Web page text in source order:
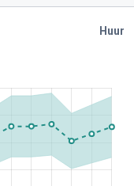
Huur